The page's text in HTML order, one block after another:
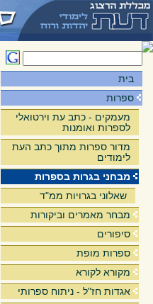
בית
ספרות
מעמקים - כתב עת וירטואלי
לספרות ואומנות
מדור ספרות מתוך כתב העת
לימודים
מבחני בגרות בספרות
שאלוני בגרויות ממ"ד
מבחר מאמרים וביקורות
סיפורים
ספרות מופת
מקורא לקורא
אגדות חז"ל - ניתוח ספרותי